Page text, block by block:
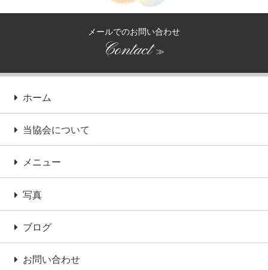
メールでのお問い合わせ
Contact≫
ホーム
当協会について
メニュー
写真
ブログ
お問い合わせ